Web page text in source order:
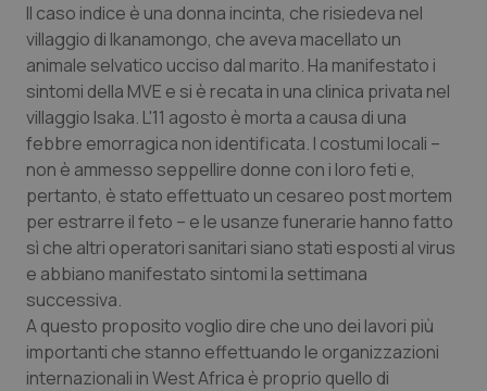
Il caso indice è una donna incinta, che risiedeva nel
villaggio di Ikanamongo, che aveva macellato un
animale selvatico ucciso dal marito. Ha manifestato i
sintomi della MVE e si è recata in una clinica privata nel
villaggio Isaka. L'11 agosto è morta a causa di una
febbre emorragica non identificata. I costumi locali –
non è ammesso seppellire donne con i loro feti e,
pertanto, è stato effettuato un cesareo post mortem
per estrarre il feto – e le usanze funerarie hanno fatto
sì che altri operatori sanitari siano stati esposti al virus
e abbiano manifestato sintomi la settimana
successiva.
A questo proposito voglio dire che uno dei lavori più
importanti che stanno effettuando le organizzazioni
internazionali in West Africa è proprio quello di